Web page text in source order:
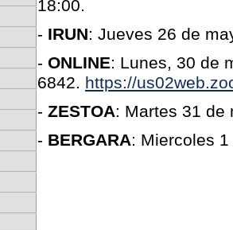
18:00.
- IRUN: Jueves 26 de
- ONLINE: Lunes, 30 de
6842. https://
- ZESTOA: Martes 31 de
- BERGARA: Miercoles